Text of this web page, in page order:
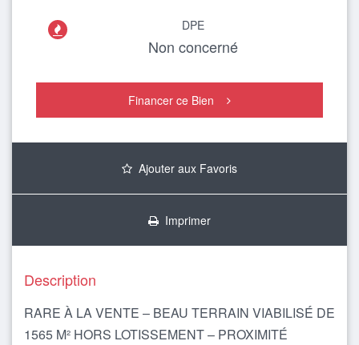
 DPE
Non concerné
Financer ce Bien
Ajouter aux Favoris
Imprimer
Description
RARE À LA VENTE – BEAU TERRAIN VIABILISÉ DE
1565 M² HORS LOTISSEMENT – PROXIMITÉ